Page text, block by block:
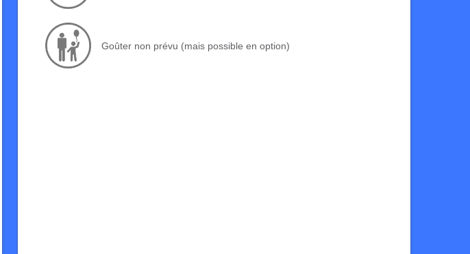
Goûter non prévu (mais possible en option)